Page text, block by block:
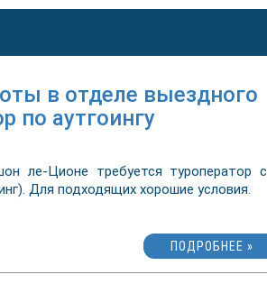
в отделе выездного
по аутгоингу
ле-Ционе требуется туроператор с
Для подходящих хорошие условия.
ПОДРОБНЕЕ »